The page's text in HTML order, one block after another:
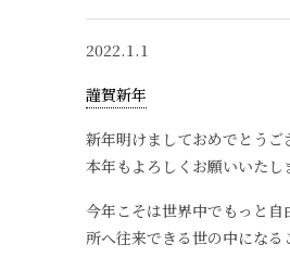
2022.1.1
謹賀新年
新年明けましておめでとうご
本年もよろしくお願いいたし
今年こそは世界中でもっと自
所へ往来できる世の中になる